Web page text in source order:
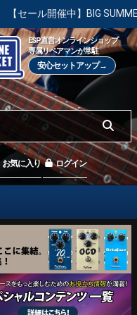
開催中】BIG SUMMER SALE
ESP直営オンラインショップ
専属リペアマンが常駐
安心セットアップ→
お気に入り ログイン